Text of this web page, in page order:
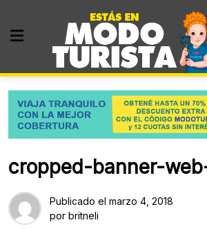
content
cropped-banner-
Publicado el marzo 4, 2018
por britneli